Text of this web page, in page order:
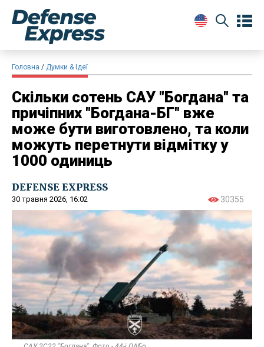
Головна Думки & Ідеї
Скільки сотень САУ "Богдана" та
причіпних "Богдана-БГ" вже
може бути виготовлено, та коли
можуть перетнути відмітку у
1000 одиниць
DEFENSE EXPRESS
30 травня 2026, 16:02 30355